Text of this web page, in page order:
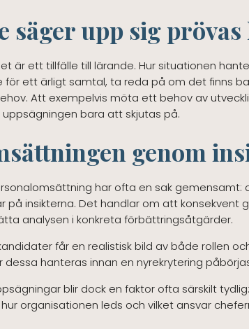
säger upp sig
är ett tillfälle till lärande. Hur situationen
ett ärligt samtal, ta reda på om det finns
Att exempelvis möta ett behov av
bara att skjutas på.
genom
har ofta en sak
insikterna. Det handlar om att
analysen i konkreta förbättringsåtgärder.
får en realistisk bild av både rollen
hanteras innan en nyrekrytering
blir dock en faktor ofta särskilt
organisationen leds och vilket ansvar